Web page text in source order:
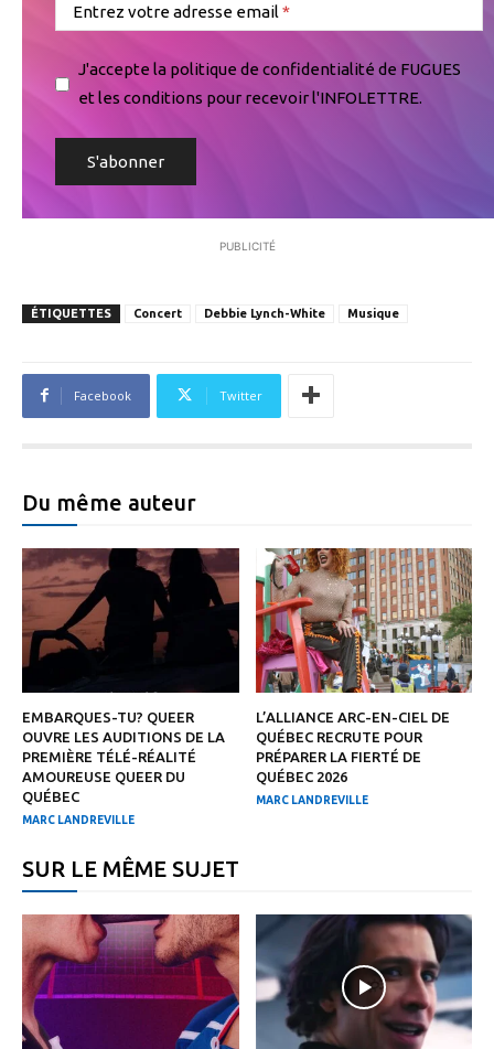
Entrez votre adresse email
J'accepte la politique de confidentialité de FUGUES
et les conditions pour recevoir l'INFOLETTRE.
PUBLICITÉ
ÉTIQUETTES Concert Debbie Lynch-White Musique
Facebook Twitter
Du même auteur
EMBARQUES-TU? QUEER
OUVRE LES AUDITIONS DE LA
PREMIÈRE TÉLÉ-RÉALITÉ
AMOUREUSE QUEER DU
QUÉBEC
MARC LANDREVILLE
L’ALLIANCE ARC-EN-CIEL DE
QUÉBEC RECRUTE POUR
PRÉPARER LA FIERTÉ DE
QUÉBEC 2026
MARC LANDREVILLE
SUR LE MÊME SUJET